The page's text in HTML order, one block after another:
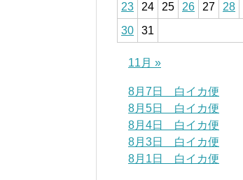
23
24 25 26 27 28
30
31
11月 »
8月7日 白イカ便
8月5日 白イカ便
8月4日 白イカ便
8月3日 白イカ便
8月1日 白イカ便